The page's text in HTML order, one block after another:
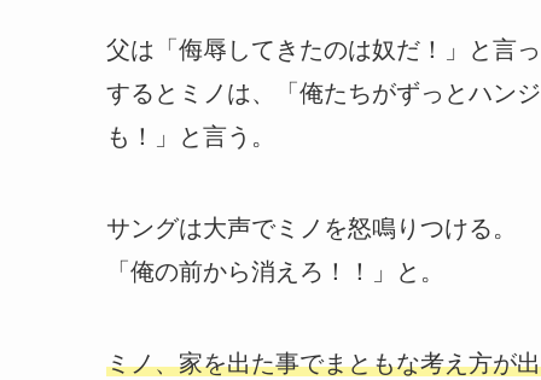
父は「侮辱してきたのは奴だ！」と言
するとミノは、「俺たちがずっとハン
も！」と言う。
サングは大声でミノを怒鳴りつける。
「俺の前から消えろ！！」と。
ミノ、家を出た事でまともな考え方が